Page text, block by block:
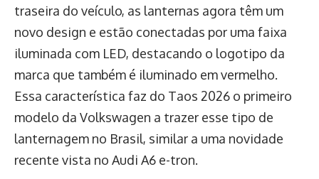
traseira do veículo, as lanternas agora têm um
novo design e estão conectadas por uma faixa
iluminada com LED, destacando o logotipo da
marca que também é iluminado em vermelho.
Essa característica faz do Taos 2026 o primeiro
modelo da Volkswagen a trazer esse tipo de
lanternagem no Brasil, similar a uma novidade
recente vista no Audi A6 e-tron.